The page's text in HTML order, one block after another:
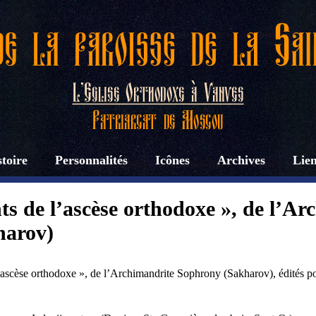
Personnalités Icônes Archives
de l’ascèse orthodoxe », de
orthodoxe », de l’Archimandrite Sophrony (Sakharov), édités